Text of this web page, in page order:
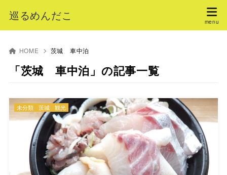
巡るめんだこ
HOME 茨城 車中泊
「茨城 車中泊」の記事一覧
未分類 茨城 観光